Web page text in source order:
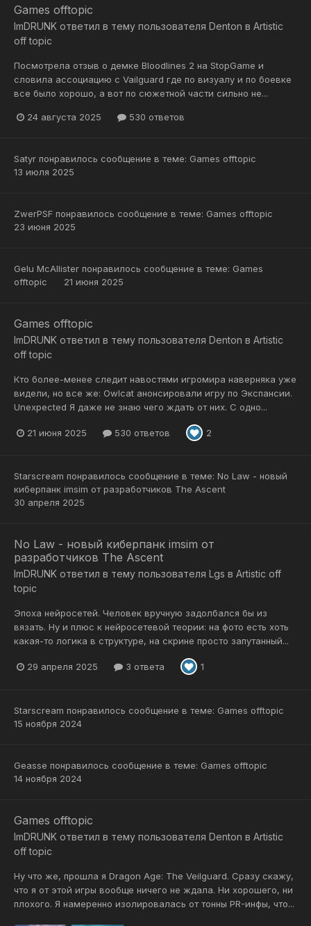
Games offtopic
ImDRUNK ответил в тему пользователя Denton в Artistic
off topic
Посмотрела отзыв о демке Bloodlines 2 на StopGame и
словила ассоциацию с Vailguard где по визуалу и по боевке
все было хорошо, а вот по сюжетной части сильно не...
24 августа 2025 530 ответов
Satyr понравилось сообщение в теме: Games offtopic
13 июля 2025
ZwerPSF понравилось сообщение в теме: Games offtopic
23 июня 2025
Gelu McAllister понравилось сообщение в теме: Games
offtopic
21 июня 2025
Games offtopic
ImDRUNK ответил в тему пользователя Denton в Artistic
off topic
Кто более-менее следит навостями игромира наверняка уже
видели, но все же: Owlcat анонсировали игру по Экспансии.
Unexpected Я даже не знаю чего ждать от них. С одно...
21 июня 2025 530 ответов 2
Starscream понравилось сообщение в теме: No Law - новый
киберпанк imsim от разработчиков The Ascent
30 апреля 2025
No Law - новый киберпанк imsim от
разработчиков The Ascent
ImDRUNK ответил в тему пользователя Lgs в Artistic off
topic
Эпоха нейросетей. Человек вручную задолбался бы из
вязать. Ну и плюс к нейросетевой теории: на фото есть хоть
какая-то логика в структуре, на скрине просто запутанный...
29 апреля 2025 3 ответа 1
Starscream понравилось сообщение в теме: Games offtopic
15 ноября 2024
Geasse понравилось сообщение в теме: Games offtopic
14 ноября 2024
Games offtopic
ImDRUNK ответил в тему пользователя Denton в Artistic
off topic
Ну что же, прошла я Dragon Age: The Veilguard. Сразу скажу,
что я от этой игры вообще ничего не ждала. Ни хорошего, ни
плохого. Я намеренно изолировалась от тонны PR-инфы, что...